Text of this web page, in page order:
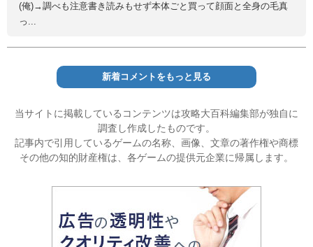
(俺)→調べも注意書き読みもせず本体ごと買って顔面と全身の毛真
っ...
新着コメントをもっと見る
当サイトに掲載しているコンテンツは攻略大百科編集部が独自に
調査し作成したものです。
記事内で引用しているゲームの名称、画像、文章の著作権や商標
その他の知的財産権は、各ゲームの提供元企業に帰属します。